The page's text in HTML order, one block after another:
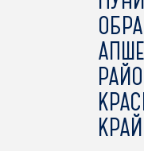
КРАЙ